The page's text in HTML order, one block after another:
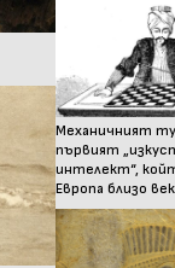
Механичният
първият
интелект“,
Европа близо век